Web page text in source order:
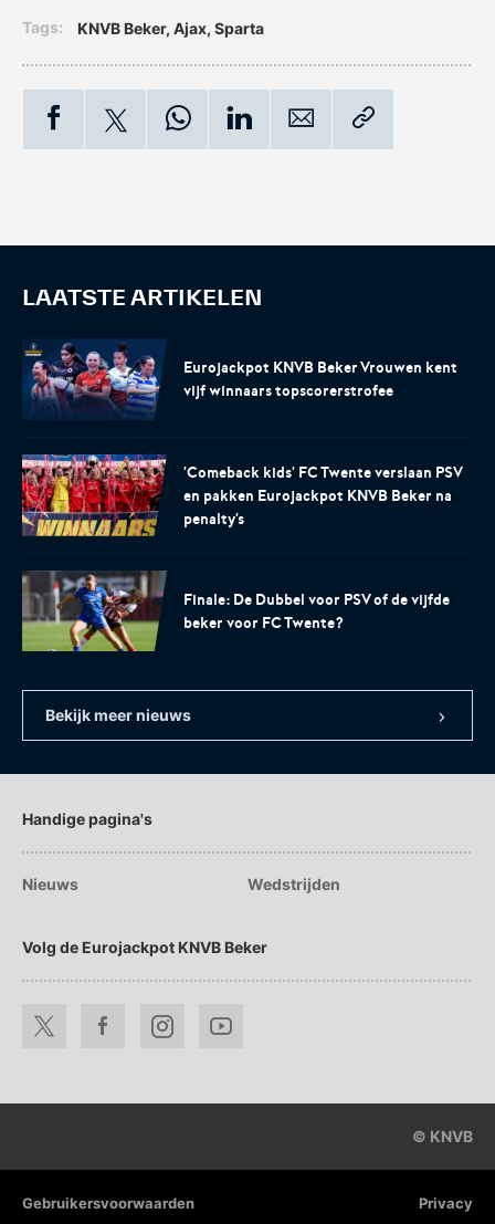
Tags: KNVB Beker, Ajax, Sparta
LAATSTE ARTIKELEN
Eurojackpot KNVB Beker Vrouwen kent
vijf winnaars topscorerstrofee
'Comeback kids' FC Twente verslaan PSV
en pakken Eurojackpot KNVB Beker na
penalty's
Finale: De Dubbel voor PSV of de vijfde
beker voor FC Twente?
Bekijk meer nieuws
Handige pagina's
Nieuws Wedstrijden
Volg de Eurojackpot KNVB Beker
Gebruikersvoorwaarden Privacy
© KNVB